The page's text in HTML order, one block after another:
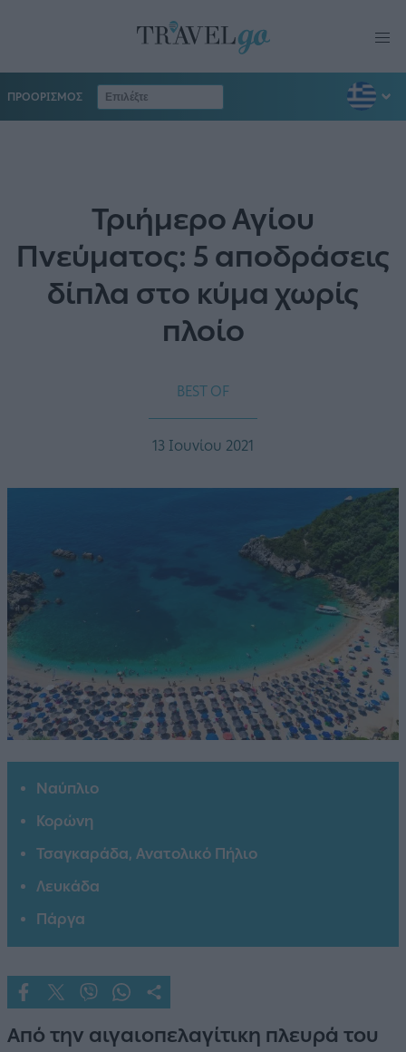
ΠΡΟΟΡΙΣΜΟΣ
Τριήμερο Αγίου
Πνεύματος: 5 αποδράσεις
δίπλα στο κύμα χωρίς
πλοίο
BEST OF
13 Ιουνίου 2021
Ναύπλιο
Κορώνη
Τσαγκαράδα, Ανατολικό Πήλιο
Λευκάδα
Πάργα
Από την αιγαιοπελαγίτικη πλευρά του